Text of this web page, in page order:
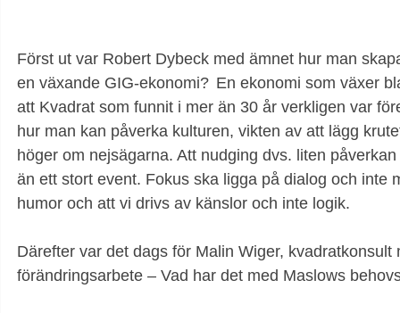
Först ut var Robert Dybeck med ämnet hur man
en växande GIG-ekonomi?  En ekonomi som växer
att Kvadrat som funnit i mer än 30 år verkligen var
hur man kan påverka kulturen, vikten av att lägg
höger om nejsägarna. Att nudging dvs. liten
än ett stort event. Fokus ska ligga på dialog och inte
humor och att vi drivs av känslor och inte logik.
Därefter var det dags för Malin Wiger,
förändringsarbete – Vad har det med Maslows